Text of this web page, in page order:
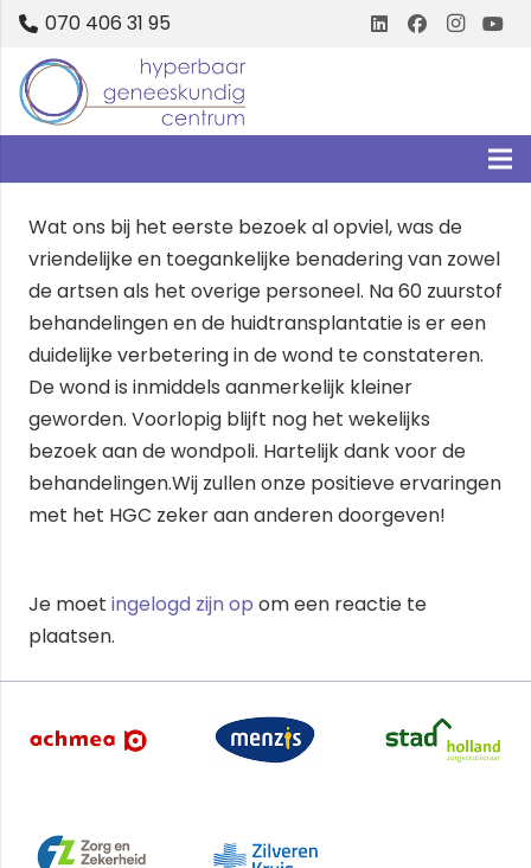
070 406 31 95
Wat ons bij het eerste bezoek al opviel, was de
vriendelijke en toegankelijke benadering van zowel
de artsen als het overige personeel. Na 60 zuurstof
behandelingen en de huidtransplantatie is er een
duidelijke verbetering in de wond te constateren.
De wond is inmiddels aanmerkelijk kleiner
geworden. Voorlopig blijft nog het wekelijks
bezoek aan de wondpoli. Hartelijk dank voor de
behandelingen.Wij zullen onze positieve ervaringen
met het HGC zeker aan anderen doorgeven!
Je moet ingelogd zijn op om een reactie te
plaatsen.